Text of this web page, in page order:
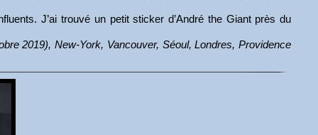
J’ai trouvé un petit sticker d’André the Giant près du
2019), New-York, Vancouver, Séoul, Londres, Providence